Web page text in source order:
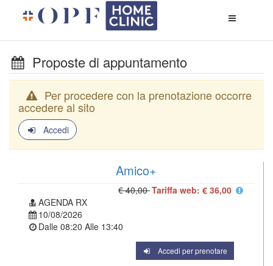
di
Proposte di appuntamento
Per procedere con la prenotazione occorre
accedere al sito
Accedi
Amico+
€ 40,00Tariffa web: € 36,00
AGENDA RX
10/08/2026
Dalle 08:20 Alle 13:40
Accedi per prenotare